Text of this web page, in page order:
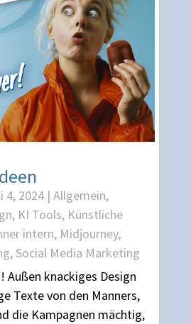
4, 2024| Allgemein,
, KI Tools, Künstliche
intern, Midjourney,
,Social Media Marketing
Außen knackiges Design
Texte von den Manners,
die Kampagnen mächtig,